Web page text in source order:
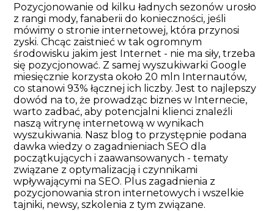
Pozycjonowanie od kilku ładnych sezonów urosło
z rangi mody, fanaberii do konieczności, jeśli
mówimy o stronie internetowej, która przynosi
zyski. Chcąc zaistnieć w tak ogromnym
środowisku jakim jest Internet - nie ma siły, trzeba
się pozycjonować. Z samej wyszukiwarki Google
miesięcznie korzysta około 20 mln Internautów,
co stanowi 93% łącznej ich liczby. Jest to najlepszy
dowód na to, że prowadząc biznes w Internecie,
warto zadbać, aby potencjalni klienci znaleźli
naszą witrynę internetową w wynikach
wyszukiwania. Nasz blog to przystępnie podana
dawka wiedzy o zagadnieniach SEO dla
początkujących i zaawansowanych - tematy
związane z optymalizacją i czynnikami
wpływającymi na SEO. Plus zagadnienia z
pozycjonowania stron internetowych i wszelkie
tajniki, newsy, szkolenia z tym związane.